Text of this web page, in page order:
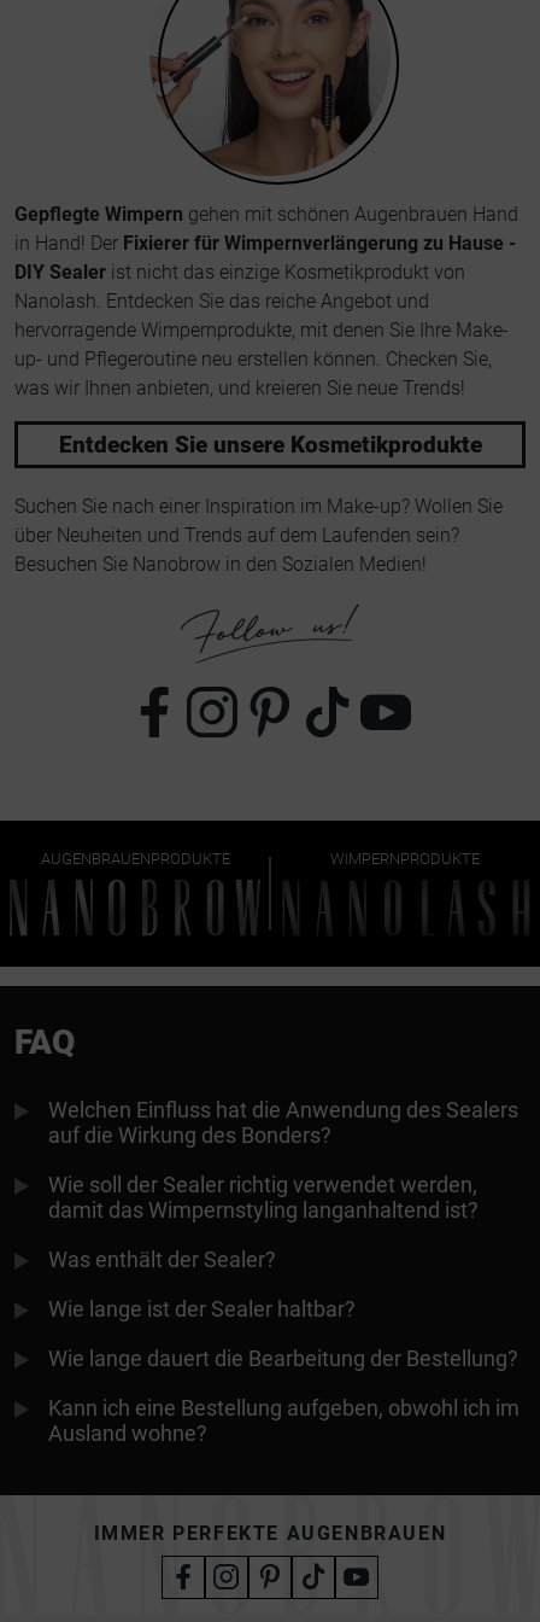
Gepflegte Wimpern gehen mit schönen Augenbrauen Hand
in Hand! Der Fixierer für Wimpernverlängerung zu Hause -
DIY Sealer ist nicht das einzige Kosmetikprodukt von
Nanolash. Entdecken Sie das reiche Angebot und
hervorragende Wimpernprodukte, mit denen Sie Ihre Make-
up- und Pflegeroutine neu erstellen können. Checken Sie,
was wir Ihnen anbieten, und kreieren Sie neue Trends!
Entdecken Sie unsere Kosmetikprodukte
Suchen Sie nach einer Inspiration im Make-up? Wollen Sie
über Neuheiten und Trends auf dem Laufenden sein?
Besuchen Sie Nanobrow in den Sozialen Medien!
AUGENBRAUENPRODUKTE WIMPERNPRODUKTE
FAQ
Welchen Einfluss hat die Anwendung des Sealers
auf die Wirkung des Bonders?
Wie soll der Sealer richtig verwendet werden,
damit das Wimpernstyling langanhaltend ist?
Was enthält der Sealer?
Wie lange ist der Sealer haltbar?
Wie lange dauert die Bearbeitung der Bestellung?
Kann ich eine Bestellung aufgeben, obwohl ich im
Ausland wohne?
IMMER PERFEKTE AUGENBRAUEN